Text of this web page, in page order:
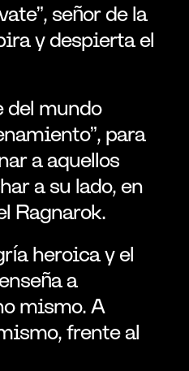
señor de la
y despierta el
del mundo
para
a aquellos
a su lado, en
Ragnarok.
heroica y el
a
mismo. A
frente al